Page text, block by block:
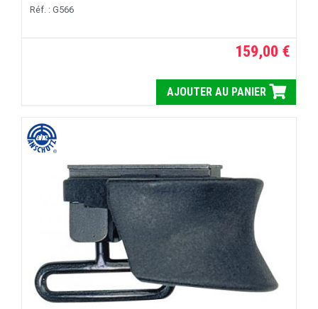
Réf. : G566
159,00 €
AJOUTER AU PANIER